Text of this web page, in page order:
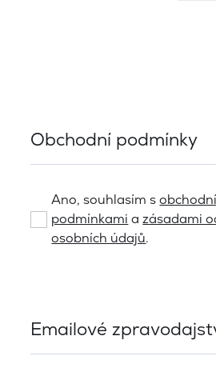
Obchodní podmínky
Ano, souhlasím s
podmínkami azásadami
osobních údajů.
Emailové